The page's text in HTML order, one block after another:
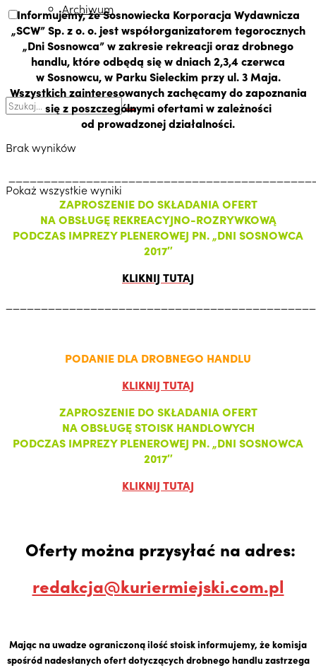
Archiwum
Brak wyników
Pokaż wszystkie wyniki
Informujemy, że Sosnowiecka Korporacja Wydawnicza
„SCW” Sp. z o. o. jest współorganizatorem tegorocznych
„Dni Sosnowca” w zakresie rekreacji oraz drobnego
handlu, które odbędą się w dniach 2,3,4 czerwca
w Sosnowcu, w Parku Sieleckim przy ul. 3 Maja.
Wszystkich zainteresowanych zachęcamy do zapoznania
się z poszczególnymi ofertami w zależności
od prowadzonej działalności.
ZAPROSZENIE DO SKŁADANIA OFERT
NA OBSŁUGĘ REKREACYJNO-ROZRYWKOWĄ
PODCZAS IMPREZY PLENEROWEJ PN. „DNI SOSNOWCA
2017″
KLIKNIJ TUTAJ
PODANIE DLA DROBNEGO HANDLU
KLIKNIJ TUTAJ
ZAPROSZENIE DO SKŁADANIA OFERT
NA OBSŁUGĘ STOISK HANDLOWYCH
PODCZAS IMPREZY PLENEROWEJ PN. „DNI SOSNOWCA
2017″
KLIKNIJ TUTAJ
Oferty można przysyłać na adres:
redakcja@kuriermiejski.com.pl
Mając na uwadze ograniczoną ilość stoisk informujemy, że komisja
spośród nadesłanych ofert dotyczących drobnego handlu zastrzega